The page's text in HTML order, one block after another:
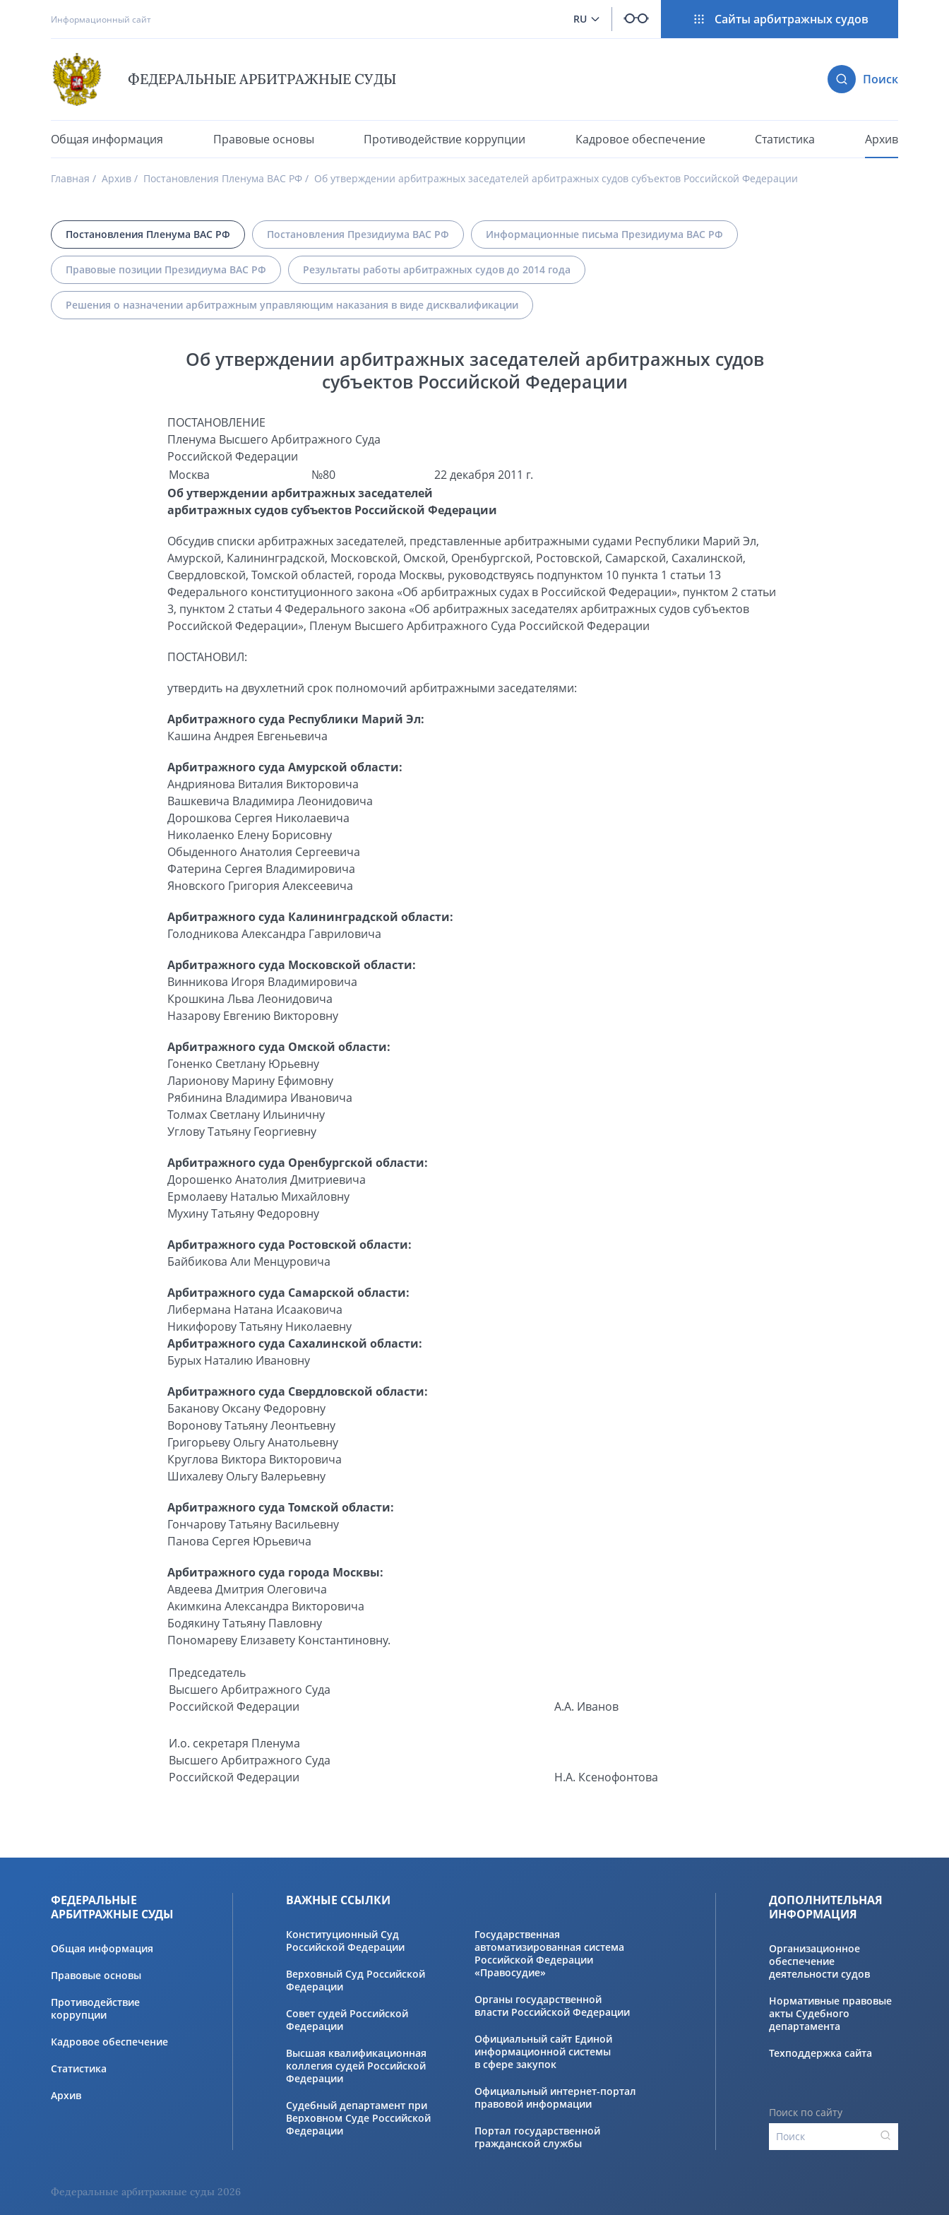
Информационный сайт RU Сайты арбитражных судов
ФЕДЕРАЛЬНЫЕ АРБИТРАЖНЫЕ СУДЫ Поиск
Общая информация Правовые основы Противодействие коррупции Кадровое обеспечение Статистика Архив
Главная Архив Постановления Пленума ВАС РФ Об утверждении арбитражных заседателей арбитражных судов субъектов Российской Федерации
Постановления Пленума ВАС РФ Постановления Президиума ВАС РФ Информационные письма Президиума ВАС РФ
Правовые позиции Президиума ВАС РФ Результаты работы арбитражных судов до 2014 года
Решения о назначении арбитражным управляющим наказания в виде дисквалификации
Об утверждении арбитражных заседателей арбитражных судов
субъектов Российской Федерации
ПОСТАНОВЛЕНИЕ
Пленума Высшего Арбитражного Суда
Российской Федерации
Москва
№80
22 декабря 2011 г.
Об утверждении арбитражных заседателей
арбитражных судов субъектов Российской Федерации
Обсудив списки арбитражных заседателей, представленные арбитражными судами Республики Марий Эл,
Амурской, Калининградской, Московской, Омской, Оренбургской, Ростовской, Самарской, Сахалинской,
Свердловской, Томской областей, города Москвы, руководствуясь подпунктом 10 пункта 1 статьи 13
Федерального конституционного закона «Об арбитражных судах в Российской Федерации», пунктом 2 статьи
3, пунктом 2 статьи 4 Федерального закона «Об арбитражных заседателях арбитражных судов субъектов
Российской Федерации», Пленум Высшего Арбитражного Суда Российской Федерации
ПОСТАНОВИЛ:
утвердить на двухлетний срок полномочий арбитражными заседателями:
Арбитражного суда Республики Марий Эл:
Кашина Андрея Евгеньевича
Арбитражного суда Амурской области:
Андриянова Виталия Викторовича
Вашкевича Владимира Леонидовича
Дорошкова Сергея Николаевича
Николаенко Елену Борисовну
Обыденного Анатолия Сергеевича
Фатерина Сергея Владимировича
Яновского Григория Алексеевича
Арбитражного суда Калининградской области:
Голодникова Александра Гавриловича
Арбитражного суда Московской области:
Винникова Игоря Владимировича
Крошкина Льва Леонидовича
Назарову Евгению Викторовну
Арбитражного суда Омской области:
Гоненко Светлану Юрьевну
Ларионову Марину Ефимовну
Рябинина Владимира Ивановича
Толмах Светлану Ильиничну
Углову Татьяну Георгиевну
Арбитражного суда Оренбургской области:
Дорошенко Анатолия Дмитриевича
Ермолаеву Наталью Михайловну
Мухину Татьяну Федоровну
Арбитражного суда Ростовской области:
Байбикова Али Менцуровича
Арбитражного суда Самарской области:
Либермана Натана Исааковича
Никифорову Татьяну Николаевну
Арбитражного суда Сахалинской области:
Бурых Наталию Ивановну
Арбитражного суда Свердловской области:
Баканову Оксану Федоровну
Воронову Татьяну Леонтьевну
Григорьеву Ольгу Анатольевну
Круглова Виктора Викторовича
Шихалеву Ольгу Валерьевну
Арбитражного суда Томской области:
Гончарову Татьяну Васильевну
Панова Сергея Юрьевича
Арбитражного суда города Москвы:
Авдеева Дмитрия Олеговича
Акимкина Александра Викторовича
Бодякину Татьяну Павловну
Пономареву Елизавету Константиновну.
Председатель
Высшего Арбитражного Суда
Российской Федерации
А.А. Иванов
И.о. секретаря Пленума
Высшего Арбитражного Суда
Российской Федерации
Н.А. Ксенофонтова
ФЕДЕРАЛЬНЫЕ
АРБИТРАЖНЫЕ СУДЫ
Общая информация
Правовые основы
Противодействие
коррупции
Кадровое обеспечение
Статистика
Архив
ВАЖНЫЕ ССЫЛКИ
Конституционный Суд
Российской Федерации
Верховный Суд Российской
Федерации
Совет судей Российской
Федерации
Высшая квалификационная
коллегия судей Российской
Федерации
Судебный департамент при
Верховном Суде Российской
Федерации
Государственная
автоматизированная система
Российской Федерации
«Правосудие»
Органы государственной
власти Российской Федерации
Официальный сайт Единой
информационной системы
в сфере закупок
Официальный интернет-портал
правовой информации
Портал государственной
гражданской службы
ДОПОЛНИТЕЛЬНАЯ
ИНФОРМАЦИЯ
Организационное
обеспечение
деятельности судов
Нормативные правовые
акты Судебного
департамента
Техподдержка сайта
Поиск по сайту
Федеральные арбитражные суды 2026